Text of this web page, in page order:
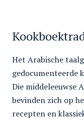
van
zijn
moeder:
dieren
Het Arabische
gedocumenteerde
Die middeleeuwse
bevinden zich op
recepten en